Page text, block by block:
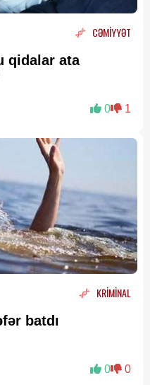
CƏMİYYƏT
qidalar ata
0 1
KRİMİNAL
batdı
0 0